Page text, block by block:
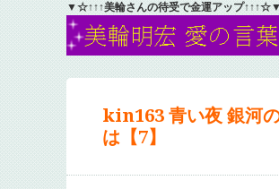
▼☆↑↑↑美輪さんの待受で金運アップ↑↑↑☆▼
kin163 青い夜 銀河
は【7】